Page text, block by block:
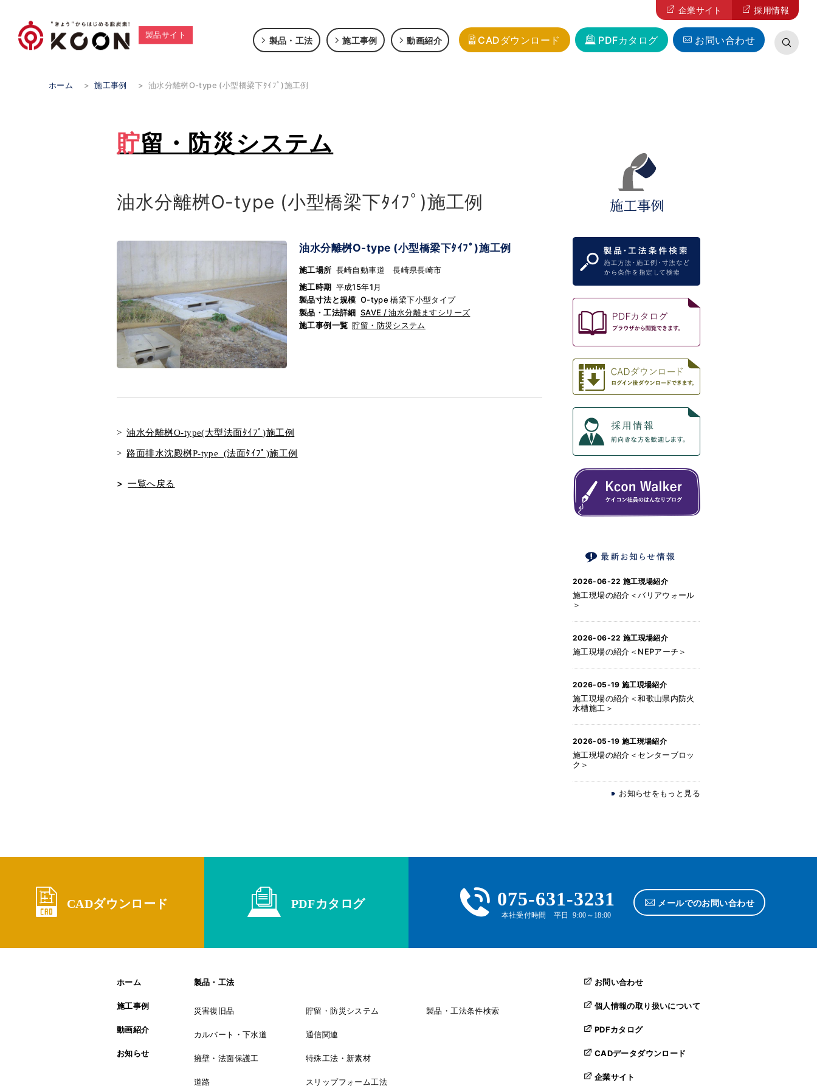
製品サイト 製品・工法 施工事例 動画紹介 CADダウンロード PDFカタログ お問い合わせ
企業サイト 採用情報
ホーム > 施工事例 > 油水分離桝O-type (小型橋梁下ﾀｲﾌﾟ)施工例
貯留・防災システム
油水分離桝O-type (小型橋梁下ﾀｲﾌﾟ)施工例
油水分離桝O-type (小型橋梁下ﾀｲﾌﾟ)施工例
施工場所 長崎自動車道 長崎県長崎市
施工時期 平成15年1月
製品寸法と規模 O-type 橋梁下小型タイプ
製品・工法詳細 SAVE / 油水分離ますシリーズ
施工事例一覧 貯留・防災システム
油水分離桝O-type(大型法面ﾀｲﾌﾟ)施工例
路面排水沈殿桝P-type (法面ﾀｲﾌﾟ)施工例
一覧へ戻る
2026-06-22 施工現場紹介
施工現場の紹介＜バリアウォール
＞
2026-06-22 施工現場紹介
施工現場の紹介＜NEPアーチ＞
2026-05-19 施工現場紹介
施工現場の紹介＜和歌山県内防火
水槽施工＞
2026-05-19 施工現場紹介
施工現場の紹介＜センターブロッ
ク＞
お知らせをもっと見る
CADダウンロード PDFカタログ 075-631-3231
本社受付時間 平日 9:00～18:00
メールでのお問い合わせ
ホーム
施工事例
動画紹介
お知らせ
製品・工法
災害復旧品
カルバート・下水道
擁壁・法面保護工
道路
貯留・防災システム
通信関連
特殊工法・新素材
スリップフォーム工法
製品・工法条件検索
お問い合わせ
個人情報の取り扱いについて
PDFカタログ
CADデータダウンロード
企業サイト